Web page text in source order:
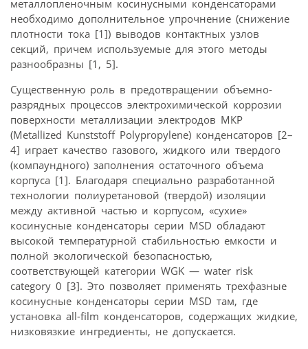
металлопленочным косинусными конденсаторами
необходимо дополнительное упрочнение (снижение
плотности тока [1]) выводов контактных узлов
секций, причем используемые для этого методы
разнообразны [1, 5].
Существенную роль в предотвращении объемно-
разрядных процессов электрохимической коррозии
поверхности металлизации электродов МКР
(Metallized Kunststoff Polypropylene) конденсаторов [2–
4] играет качество газового, жидкого или твердого
(компаундного) заполнения остаточного объема
корпуса [1]. Благодаря специально разработанной
технологии полиуретановой (твердой) изоляции
между активной частью и корпусом, «сухие»
косинусные конденсаторы серии MSD обладают
высокой температурной стабильностью емкости и
полной экологической безопасностью,
соответствующей категории WGK — water risk
category 0 [3]. Это позволяет применять трехфазные
косинусные конденсаторы серии MSD там, где
установка all-film конденсаторов, содержащих жидкие,
низковязкие ингредиенты, не допускается.